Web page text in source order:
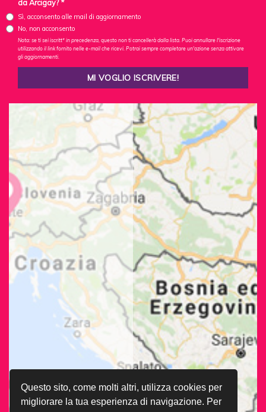
Questo sito, come molti altri, utilizza cookies per
migliorare la tua esperienza di navigazione. Per
da Arcigay? *
Sì, acconsento alle mail di aggiornamento
No, non acconsento
Nota: se ti sei iscritt* in precedenza, questo non ti cancellerà dalla lista. Puoi annullare l'iscrizione
utilizzando il link fornito nelle e-mail che ricevi. Potrai sempre completare un'azione senza attivare
gli aggiornamenti.